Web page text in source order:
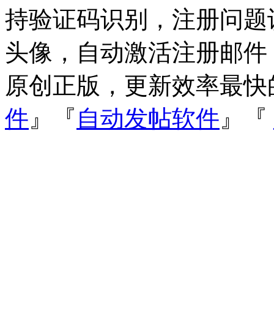
持验证码识别，注册问
头像，自动激活注册邮
原创正版，更新效率最
件 』『 自动发帖软件 』『